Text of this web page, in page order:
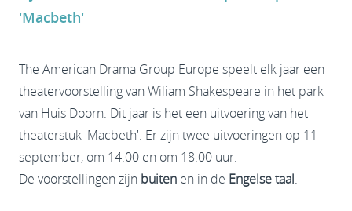
'Macbeth'
The American Drama Group Europe speelt elk jaar een
theatervoorstelling van Wiliam Shakespeare in het park
van Huis Doorn. Dit jaar is het een uitvoering van het
theaterstuk 'Macbeth'. Er zijn twee uitvoeringen op 11
september, om 14.00 en om 18.00 uur.
De voorstellingen zijn buiten en in de Engelse taal.